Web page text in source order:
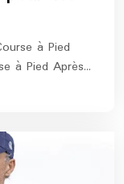
à Pied
à Pied Après…